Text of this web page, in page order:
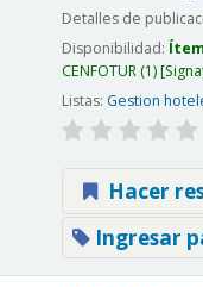
Detalles de
Disponibilidad:
CENFOTUR(1)
Listas: Gestion
Hacer
Ingresar